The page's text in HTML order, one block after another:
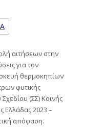
αιτήσεων στην
για τον
θερμοκηπίων
φυτικής
(ΣΣ) Κοινής
Ελλάδας 2023 –
απόφαση.